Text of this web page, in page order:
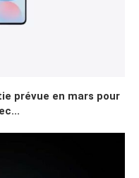
prévue en mars pour